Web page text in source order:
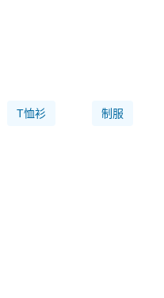
T恤衫 制服